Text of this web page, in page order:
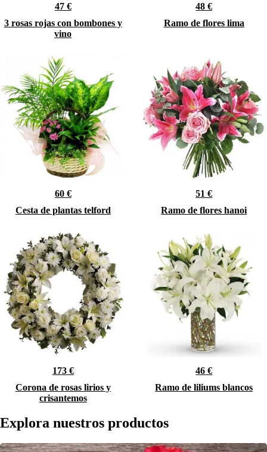
47 €
3 rosas rojas con bombones y
vino
48 €
Ramo de flores lima
60 €
Cesta de plantas telford
51 €
Ramo de flores hanoi
173 €
Corona de rosas lirios y
crisantemos
46 €
Ramo de liliums blancos
Explora nuestros productos